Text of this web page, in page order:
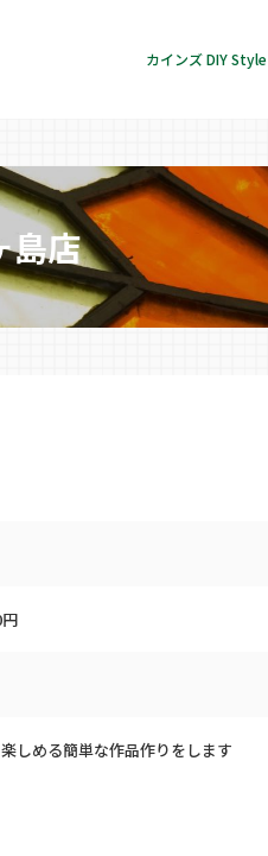
カインズ DIY Style
島店
しめる簡単な作品作りをします